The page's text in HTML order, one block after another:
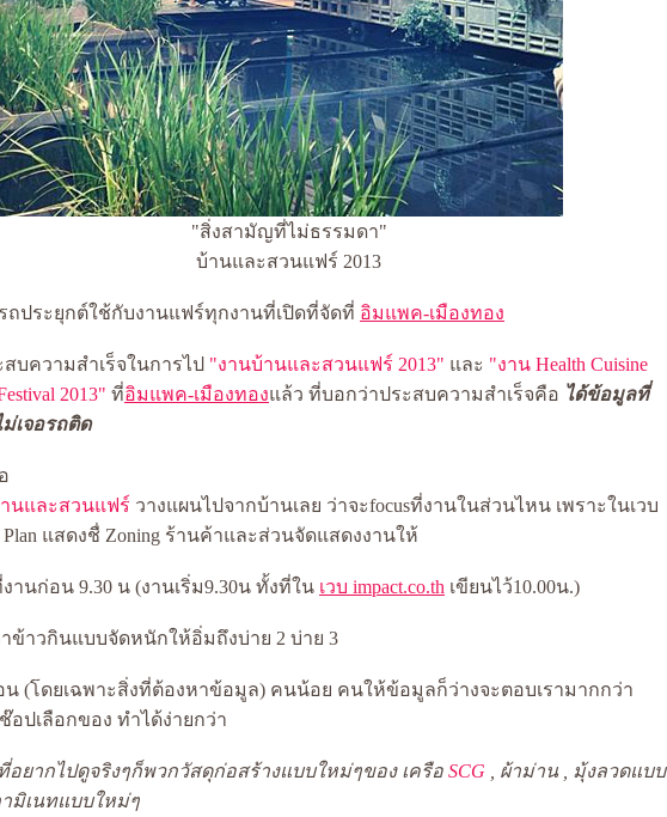
"สิ่งสามัญที่ไม่ธรรมดา"
บ้านและสวนแฟร์ 2013
ถประยุกต์ใช้กับงานแฟร์ทุกงานที่เปิดที่จัดที่ อิมแพค-เมืองทอง
บความสำเร็จในการไป "งานบ้านและสวนแฟร์ 2013" ละ "งาน Health Cuisine
2013" ที่อิมแพค-เมืองทองล้ว ที่บอกว่าประสบความสำเร็จคือ ได้ข้อมูลที่
ม่เจอรถติด
นและสวนแฟร์ วางแผนไปจากบ้านเลย ว่าจะfocusที่งานในส่วนไหน เพราะในเวบ
Plan แสดงชื่ Zoning ร้านค้าและส่วนจัดแสดงงานให้
านก่อน 9.30 น (งานเริ่ม9.30น ทั้งที่ใน เวบ impact.co.th เขียนไว้10.00น.)
ข้าวกินแบบจัดหนักให้อิ่มถึงบ่าย 2 บ่าย 3
น (โดยเฉพาะสิ่งที่ต้องหาข้อมูล) คนน้อย คนให้ข้อมูลก็ว่างจะตอบเรามากกว่า
อปเลือกของ ทำได้ง่ายกว่า
อยากไปดูจริงๆก็พวกวัสดุก่อสร้างแบบใหม่ๆของ เครือ SCG , ผ้าม่าน , มุ้งลวดแบบ
มิเนทแบบใหม่ๆ